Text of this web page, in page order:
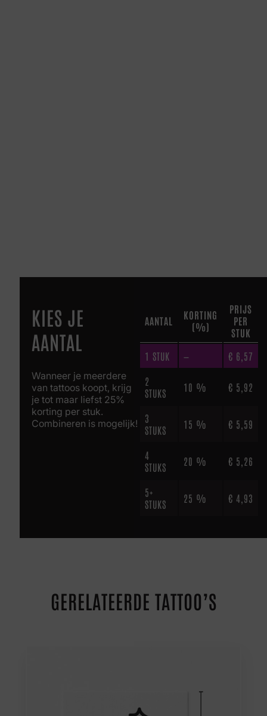
KIES JE
AANTAL
Wanneer je meerdere
van tattoos koopt, krijg
je tot maar liefst 25%
korting per stuk.
Combineren is mogelijk!
AANTAL
KORTING
(%)
PRIJS
PER
STUK
1 STUK — € 6,57
2
STUKS
10 % € 5,92
3
STUKS
15 % € 5,59
4
STUKS
20 % € 5,26
5+
STUKS
25 % € 4,93
GERELATEERDE TATTOO’S